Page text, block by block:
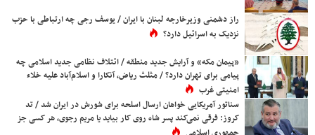
راز دشمنی وزیرخارجه لبنان با ایران / یوسف رجی چه ارتباطی با حزب
نزدیک به اسرائیل دارد؟
«پیمان مکه» و آرایش جدید منطقه / ائتلاف نظامی جدید اسلامی چه
پیامی برای تهران دارد؟ / مثلث ریاض، آنکارا و اسلام‌آباد علیه خلاء
امنیتی غرب
سناتور آمریکایی خواهان ارسال اسلحه برای شورش در ایران شد / تد
کروز: فرقی نمی‌کند پسر شاه روی کار بیاید یا مریم رجوی، هر کسی جز